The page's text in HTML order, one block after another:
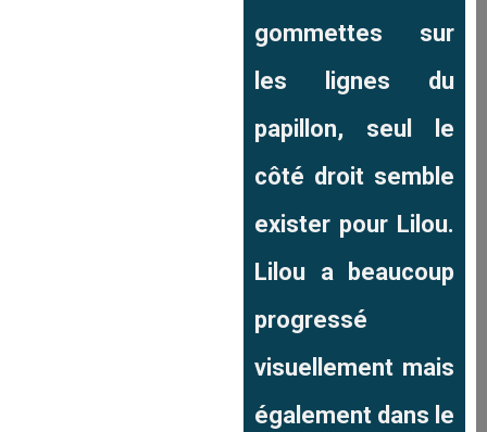
gommettes sur
les lignes du
papillon, seul le
côté droit semble
exister pour Lilou.
Lilou a beaucoup
progressé
visuellement mais
également dans le